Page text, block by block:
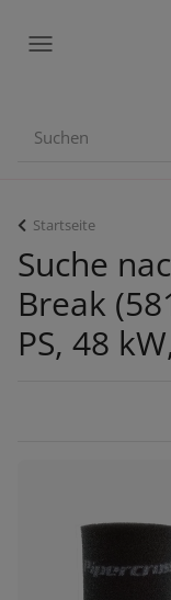
Startseite
Suche
Break
PS, 48